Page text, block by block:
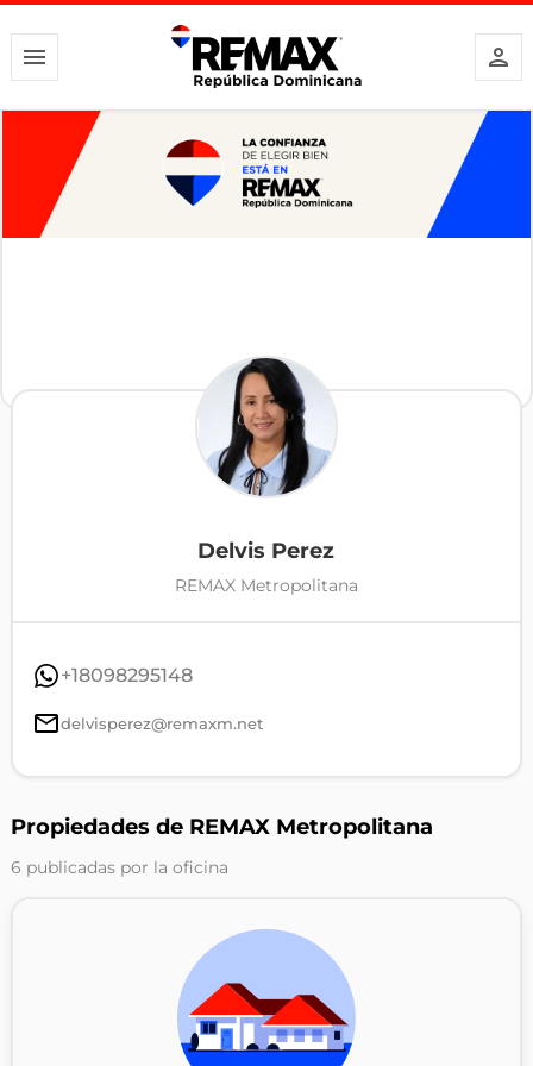
Delvis Perez
REMAX Metropolitana
+18098295148
delvisperez@remaxm.net
Propiedades de REMAX Metropolitana
6 publicadas por la oficina